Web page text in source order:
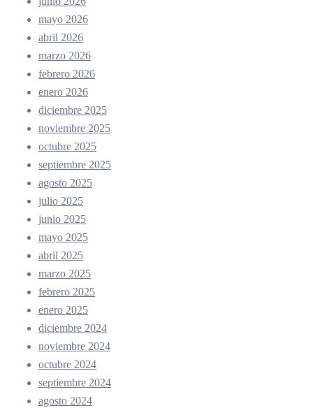
mayo 2026
abril 2026
marzo 2026
febrero 2026
enero 2026
diciembre 2025
noviembre 2025
octubre 2025
septiembre 2025
agosto 2025
julio 2025
junio 2025
mayo 2025
abril 2025
marzo 2025
febrero 2025
enero 2025
diciembre 2024
noviembre 2024
octubre 2024
septiembre 2024
agosto 2024